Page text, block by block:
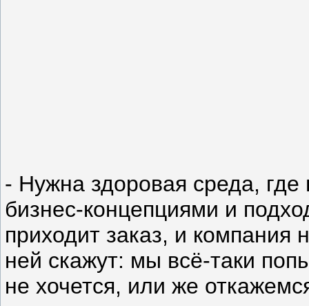
- Нужна здоровая среда,
бизнес-концепциями и
приходит заказ, и компания
ней скажут: мы всё-таки
не хочется, или же